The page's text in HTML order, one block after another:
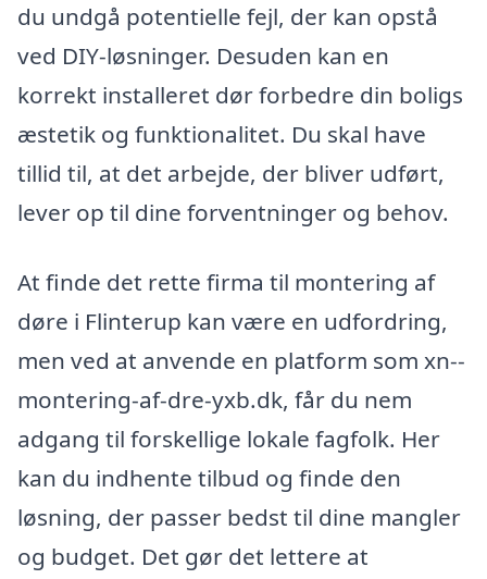
du undgå potentielle fejl, der kan opstå
ved DIY-løsninger. Desuden kan en
korrekt installeret dør forbedre din boligs
æstetik og funktionalitet. Du skal have
tillid til, at det arbejde, der bliver udført,
lever op til dine forventninger og behov.
At finde det rette firma til montering af
døre i Flinterup kan være en udfordring,
men ved at anvende en platform som xn--
montering-af-dre-yxb.dk, får du nem
adgang til forskellige lokale fagfolk. Her
kan du indhente tilbud og finde den
løsning, der passer bedst til dine mangler
og budget. Det gør det lettere at